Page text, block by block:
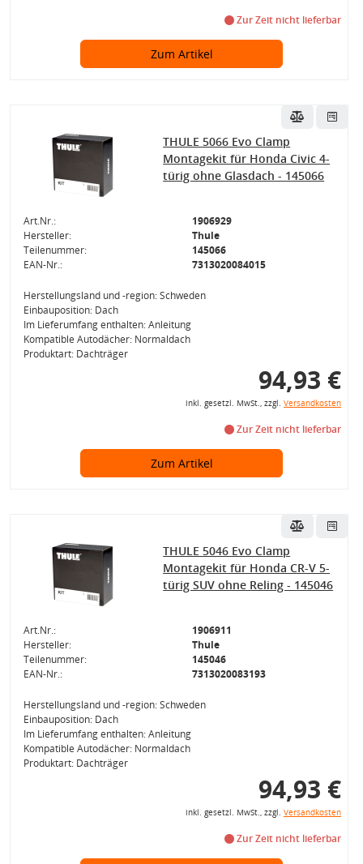
Zur Zeit nicht lieferbar
Zum Artikel
THULE 5066 Evo Clamp
Montagekit für Honda Civic 4-
türig ohne Glasdach - 145066
Art.Nr.:
1906929
Hersteller:
Thule
Teilenummer:
145066
EAN-Nr.:
7313020084015
Herstellungsland und -region: Schweden
Einbauposition: Dach
Im Lieferumfang enthalten: Anleitung
Kompatible Autodächer: Normaldach
Produktart: Dachträger
94,93 €
inkl. gesetzl. MwSt., zzgl. Versandkosten
Zur Zeit nicht lieferbar
Zum Artikel
THULE 5046 Evo Clamp
Montagekit für Honda CR-V 5-
türig SUV ohne Reling - 145046
Art.Nr.:
1906911
Hersteller:
Thule
Teilenummer:
145046
EAN-Nr.:
7313020083193
Herstellungsland und -region: Schweden
Einbauposition: Dach
Im Lieferumfang enthalten: Anleitung
Kompatible Autodächer: Normaldach
Produktart: Dachträger
94,93 €
inkl. gesetzl. MwSt., zzgl. Versandkosten
Zur Zeit nicht lieferbar